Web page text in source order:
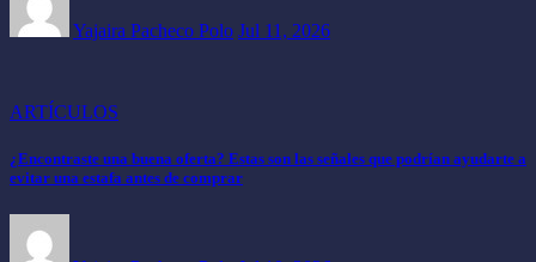
Yajaira Pacheco Polo Jul 11, 2026
ARTÍCULOS
¿Encontraste una buena oferta? Estas son las señales que podrían ayudarte a
evitar una estafa antes de comprar